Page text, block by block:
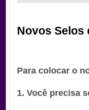
Novos Selos
Para colocar o
1. Você precisa